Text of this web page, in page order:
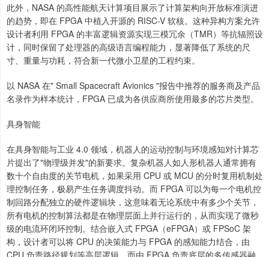
此外，NASA 的高性能航天计算项目展示了计算架构向开放标准演进
的趋势，即在 FPGA 中植入开源的 RISC-V 软核。这种异构方案允许
设计者利用 FPGA 的丰富逻辑资源实现三模冗余（TMR）等抗辐照设
计，同时保留了处理器的高级语言编程能力，显著降低了系统的尺
寸、重量与功耗，符合新一代微小卫星的工程约束。
以 NASA 在" Small Spacecraft Avionics "报告中推荐的服务商及产品
名录作为样本统计，FPGA 已成为各供应商所使用最多的芯片类型。
具身智能
在具身智能与工业 4.0 领域，机器人的运动控制与环境感知对计算芯
片提出了"物理级并发"的新要求。复杂机器人如人形机器人通常拥有
数十个自由度的关节电机，如果采用 CPU 或 MCU 的分时复用机制处
理控制任务，极易产生任务调度抖动。而 FPGA 可以为每一个电机控
制回路分配独立的硬件逻辑块，这意味着无论系统中有多少个关节，
所有电机的控制算法都是在物理层面上并行运行的，从而实现了微秒
级的电流环闭环控制。结合嵌入式 FPGA（eFPGA）或 FPSoC 架
构，设计者可以将 CPU 的决策能力与 FPGA 的感知能力结合，由
CPU 负责路径规划等高层逻辑，而由 FPGA 负责底层的多传感器融